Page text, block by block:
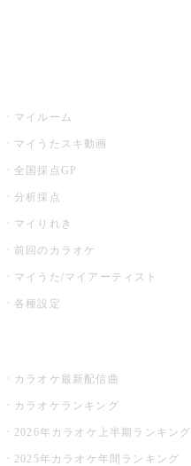
マイルーム
マイうたスキ動画
全国採点GP
分析採点
マイりれき
前回のカラオケ
マイうた/マイアーティスト
各種設定
カラオケ最新配信曲
カラオケランキング
2026年カラオケ上半期ランキング
2025年カラオケ年間ランキング